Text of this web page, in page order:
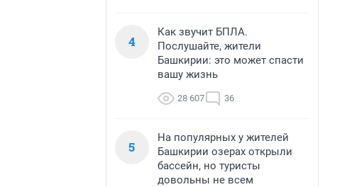
4
Как звучит БПЛА.
Послушайте, жители
Башкирии: это может спасти
вашу жизнь
28 607 36
5
На популярных у жителей
Башкирии озерах открыли
бассейн, но туристы
довольны не всем